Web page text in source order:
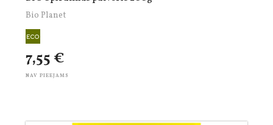
Bio Planet
7,55 €
NAV PIEEJAMS